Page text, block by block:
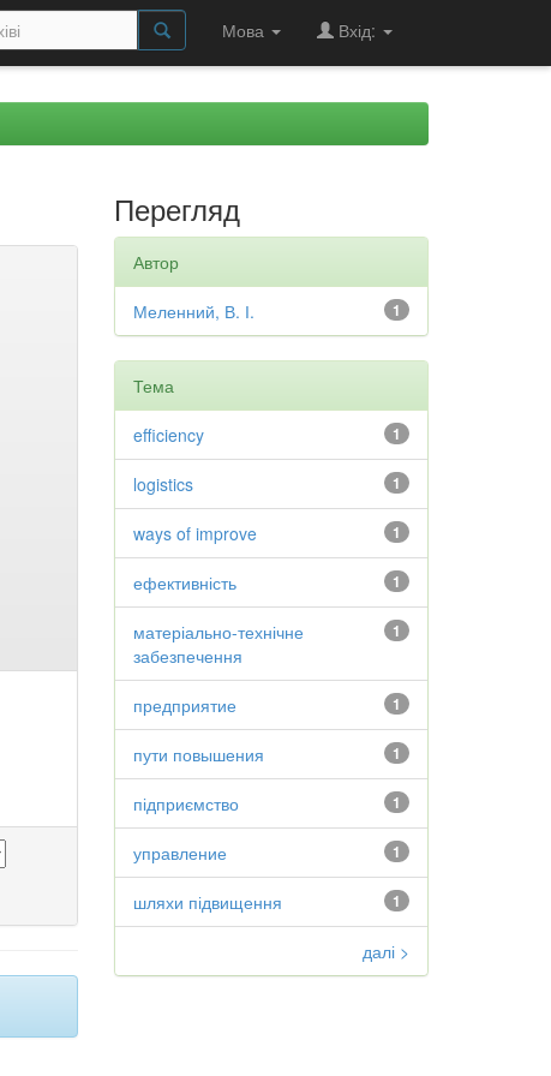
Мова Вхід:
Перегляд
Автор
1
Меленний, В. І.
Тема
1
efficiency
1
logistics
1
ways of improve
1
ефективність
1
матеріально-технічне
забезпечення
1
предприятие
1
пути повышения
1
підприємство
1
управление
1
шляхи підвищення
далі >